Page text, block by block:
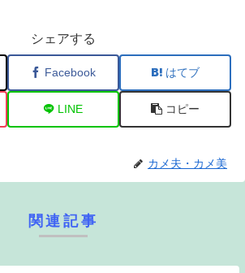
シェアする
Facebook はてブ
LINE コピー
カメ夫・カメ美
関連記事